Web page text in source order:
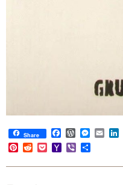
Share Facebook
WordPress
Pinterest
RedditPocketYahoo
Mail
Viber